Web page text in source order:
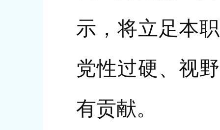
示，将立足本
党性过硬、视
有贡献。